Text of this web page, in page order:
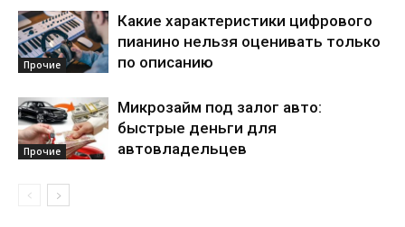
Прочие
Какие характеристики цифрового
пианино нельзя оценивать только
по описанию
Прочие
Микрозайм под залог авто:
быстрые деньги для
автовладельцев